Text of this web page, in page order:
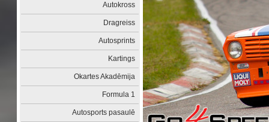
Autokross
Dragreiss
Autosprints
Kartings
Okartes Akadēmija
Formula 1
Autosports pasaulē